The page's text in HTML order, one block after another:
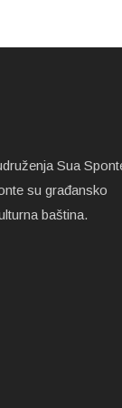
Sua
su građansko
baština.